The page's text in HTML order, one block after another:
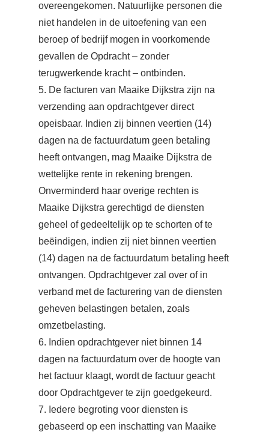
overeengekomen. Natuurlijke personen die
niet handelen in de uitoefening van een
beroep of bedrijf mogen in voorkomende
gevallen de Opdracht – zonder
terugwerkende kracht – ontbinden.
5. De facturen van Maaike Dijkstra zijn na
verzending aan opdrachtgever direct
opeisbaar. Indien zij binnen veertien (14)
dagen na de factuurdatum geen betaling
heeft ontvangen, mag Maaike Dijkstra de
wettelijke rente in rekening brengen.
Onverminderd haar overige rechten is
Maaike Dijkstra gerechtigd de diensten
geheel of gedeeltelijk op te schorten of te
beëindigen, indien zij niet binnen veertien
(14) dagen na de factuurdatum betaling heeft
ontvangen. Opdrachtgever zal over of in
verband met de facturering van de diensten
geheven belastingen betalen, zoals
omzetbelasting.
6. Indien opdrachtgever niet binnen 14
dagen na factuurdatum over de hoogte van
het factuur klaagt, wordt de factuur geacht
door Opdrachtgever te zijn goedgekeurd.
7. Iedere begroting voor diensten is
gebaseerd op een inschatting van Maaike